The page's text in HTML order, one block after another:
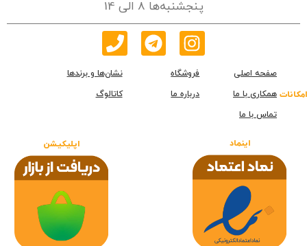
پنجشنبه‌ها 8 الی 14
امکانات
صفحه اصلی فروشگاه
نشان‌ها و برندها
همکاری با ما
درباره ما
کاتالوگ
تماس با ما
اینماد اپلیکیشن